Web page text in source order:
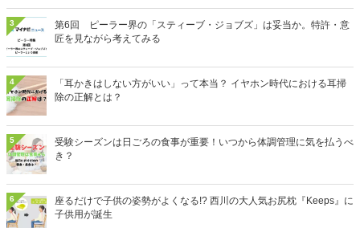
3
第6回 ピーラー界の「スティーブ・ジョブズ」は妥当か。特許・意
匠を見ながら考えてみる
4
「耳かきはしない方がいい」って本当？ イヤホン時代における耳掃
除の正解とは？
5
受験シーズンは日ごろの食事が重要！いつから体調管理に気を払うべ
き？
6
座るだけで子供の姿勢がよくなる!? 西川の大人気お尻枕『Keeps』に
子供用が誕生